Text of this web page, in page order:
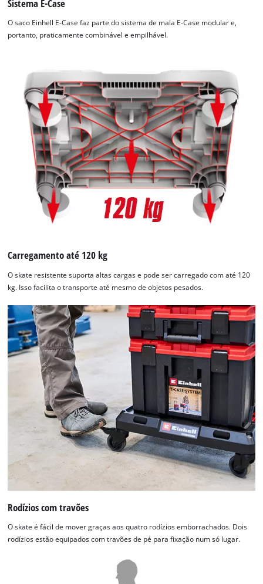
Sistema E-Case
O saco Einhell E-Case faz parte do sistema de mala E-Case modular e,
portanto, praticamente combinável e empilhável.
Carregamento até 120 kg
O skate resistente suporta altas cargas e pode ser carregado com até 120
kg. Isso facilita o transporte até mesmo de objetos pesados.
Rodízios com travões
O skate é fácil de mover graças aos quatro rodízios emborrachados. Dois
rodízios estão equipados com travões de pé para fixação num só lugar.